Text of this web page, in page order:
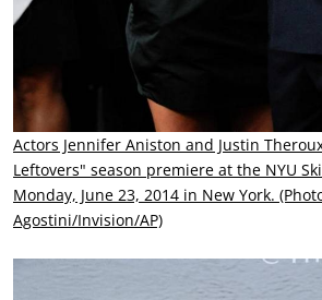
Actors Jennifer Aniston and Justin
Leftovers" season premiere at the NYU
Monday, June 23, 2014 in New York.
Agostini/Invision/AP)